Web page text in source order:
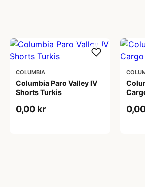
COLUMBIA
Columbia Paro Valley IV
Shorts Turkis
0,00 kr